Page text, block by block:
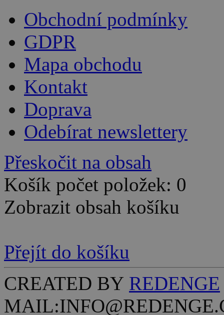
Obchodní podmínky
GDPR
Mapa obchodu
Kontakt
Doprava
Odebírat newslettery
Přeskočit na obsah
Košík počet položek: 0
Zobrazit obsah košíku
Přejít do košíku
CREATED BY REDENGE